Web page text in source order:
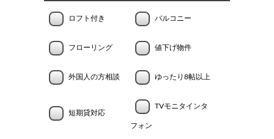
ロフト付き バルコニー
フローリング 値下げ物件
外国人の方相談 ゆったり8帖以上
短期貸対応
TVモニタインタ
フォン